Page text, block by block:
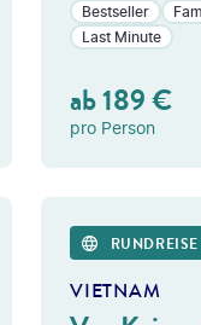
Bestseller
Last Minute
ab189€
pro Person
RUNDREISE
VIETNAM